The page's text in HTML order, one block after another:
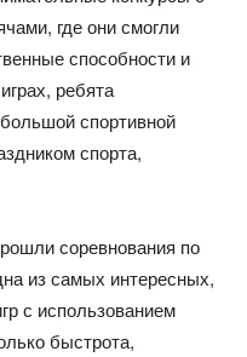
где они смогли
способности и
ребята
спортивной
спорта,
соревнования по
из самых интересных,
с использованием
быстрота,